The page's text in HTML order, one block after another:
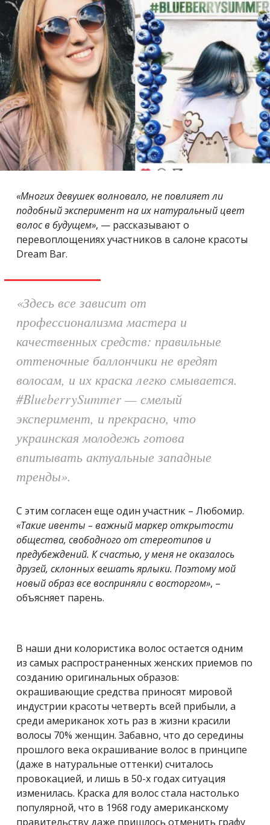
«Многих девушек волновало, не повлияет ли
подобный эксперимент на их натуральный цвет
волос в будущем», — рассказывают о
перевоплощениях участников в салоне красоты
Dream Bar.
«Здесь все зависит от
профессионализма мастера и
качественных средств: правильные
оттеночные баллончики не вредят
волосам, и их краска легко смывается.
#BlueberrySummer — смелый
эксперимент, и прекрасно, что
украинская молодежь готова
впитывать актуальные западные
тренды».
С этим согласен еще один участник – Любомир.
«Такие ивенты – важный маркер открытости
общества, свободного от стереотипов и
предубеждений. К счастью, у меня не оказалось
друзей, склонных вешать ярлыки. Поэтому мой
новый образ все восприняли с восторгом», –
объясняет парень.
В наши дни колористика волос остается одним
из самых распространенных женских приемов по
созданию оригинальных образов:
окрашивающие средства приносят мировой
индустрии красоты четверть всей прибыли, а
среди американок хоть раз в жизни красили
волосы 70% женщин. Забавно, что до середины
прошлого века окрашивание волос в принципе
(даже в натуральные оттенки) считалось
провокацией, и лишь в 50-х годах ситуация
изменилась. Краска для волос стала настолько
популярной, что в 1968 году американскому
правительству даже пришлось отменить графу